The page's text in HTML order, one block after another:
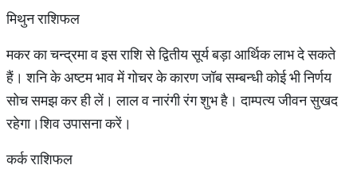
मिथुन राशिफल
मकर का चन्द्रमा व इस राशि से द्वितीय सूर्य बड़ा आर्थिक लाभ दे सकते
हैं। शनि के अष्टम भाव में गोचर के कारण जॉब सम्बन्धी कोई भी निर्णय
सोच समझ कर ही लें। लाल व नारंगी रंग शुभ है। दाम्पत्य जीवन सुखद
रहेगा।शिव उपासना करें।
कर्क राशिफल